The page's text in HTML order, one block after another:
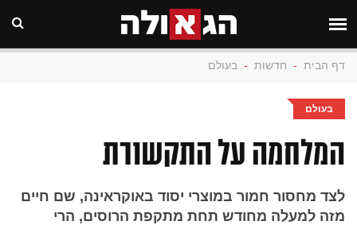
דף הבית - חדשות - בעולם
בעולם
המלחמה על התקשורת
לצד מחסור חמור במוצרי יסוד באוקראינה, שם חיים
מזה למעלה מחודש תחת מתקפת הרוסים, הרי